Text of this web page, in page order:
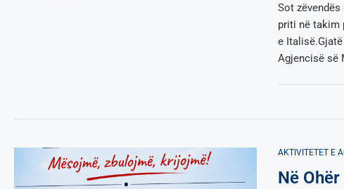
Sot
priti në takim
e
Agjencisë së
AKTIVITETET E
Në